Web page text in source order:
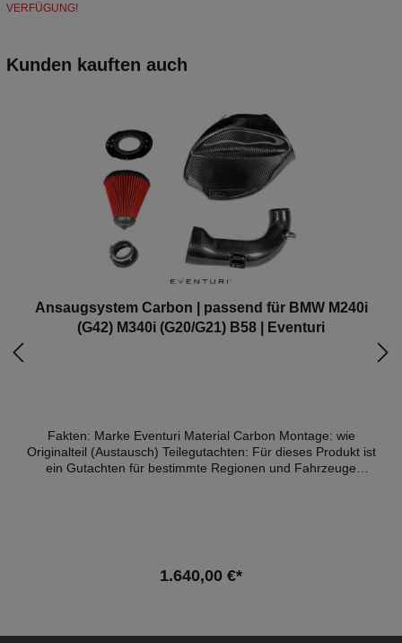
VERFÜGUNG!
Kunden kauften auch
Ansaugsystem Carbon | passend für BMW M240i
(G42) M340i (G20/G21) B58 | Eventuri
Fakten: Marke Eventuri Material Carbon Montage: wie
Originalteil (Austausch) Teilegutachten: Für dieses Produkt ist
ein Gutachten für bestimmte Regionen und Fahrzeuge
Strömungsweg bei gleichzeitig niedrigen Einlasstemperaturen
1.640,00 €*